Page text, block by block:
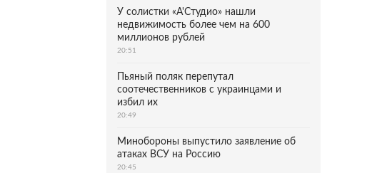
У солистки «А'Студио» нашли
недвижимость более чем на 600
миллионов рублей
20:51
Пьяный поляк перепутал
соотечественников с украинцами и
избил их
20:49
Минобороны выпустило заявление об
атаках ВСУ на Россию
20:45